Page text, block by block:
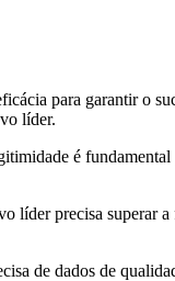
para garantir o
líder.
é
líder precisa superar
de dados de